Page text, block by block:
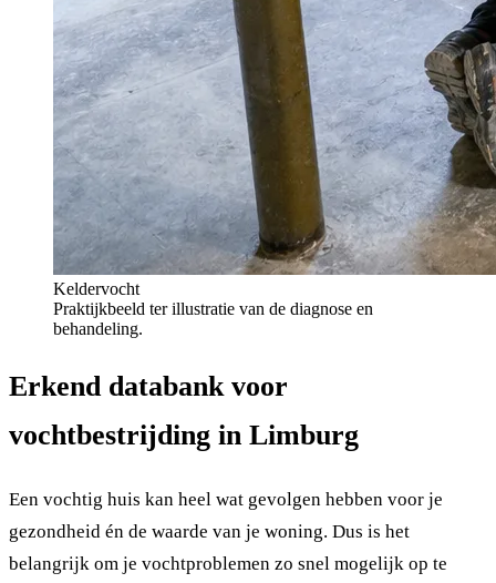
Keldervocht
Praktijkbeeld ter illustratie van de diagnose en
behandeling.
Erkend databank voor
vochtbestrijding in Limburg
Een vochtig huis kan heel wat gevolgen hebben voor je
gezondheid én de waarde van je woning. Dus is het
belangrijk om je vochtproblemen zo snel mogelijk op te